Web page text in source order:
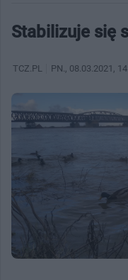
Stabilizuje się
TCZ.PL PN. , 08.03.2021,